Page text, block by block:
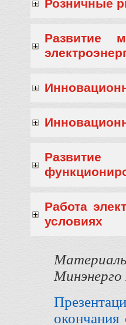
Розничные
Развитие
Работа
условиях
окончания